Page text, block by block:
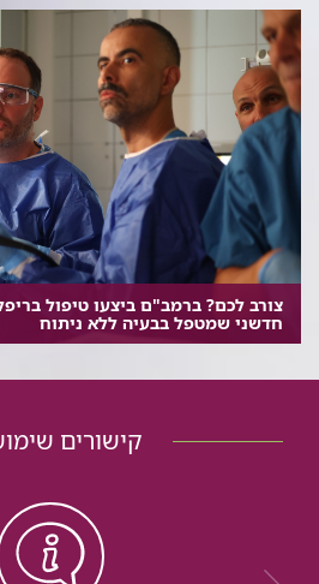
צורב לכם? ברמב"ם ביצעו טיפול
חדשני שמטפל בבעיה ללא ניתוח
קישורים